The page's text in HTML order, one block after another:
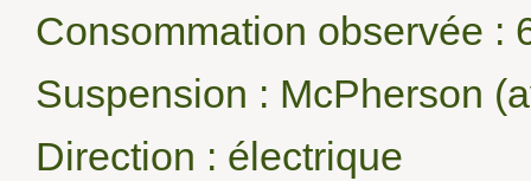
Consommation observée :
Suspension : McPherson
Direction : électrique